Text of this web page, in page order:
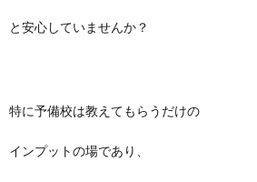
と安心していませんか？
特に予備校は教えてもらうだけの
インプットの場であり、